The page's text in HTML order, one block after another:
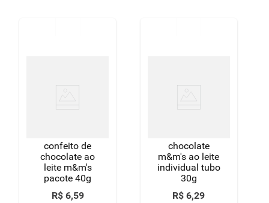
confeito de
chocolate ao
leite m&m's
pacote 40g
R$ 6,59
chocolate
m&m's ao leite
individual tubo
30g
R$ 6,29
chocolate